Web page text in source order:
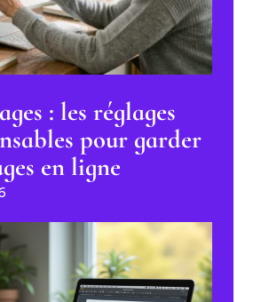
: les réglages
pour garder
en ligne